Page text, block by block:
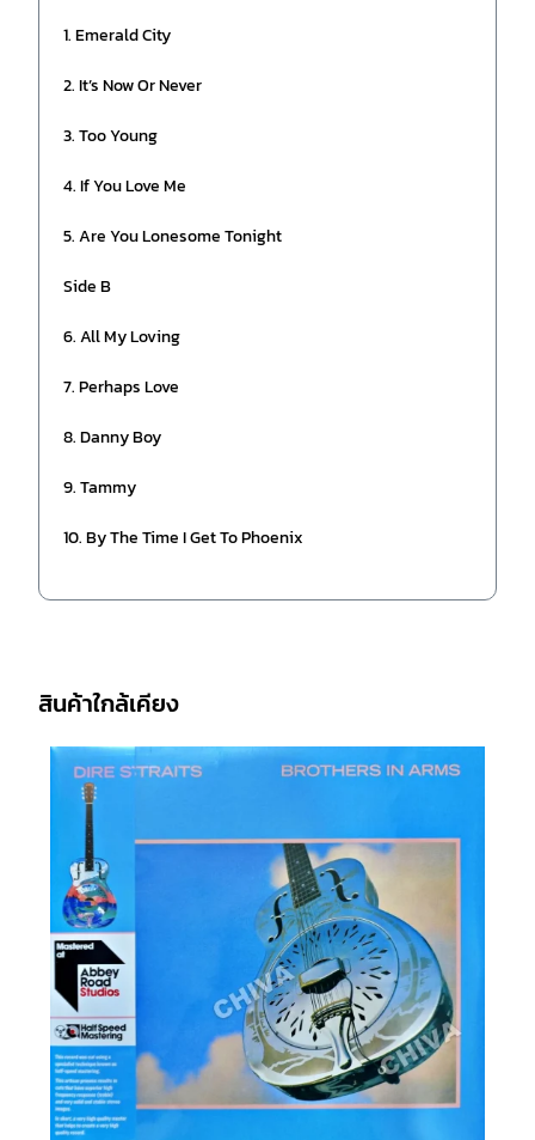
1. Emerald City
2. It’s Now Or Never
3. Too Young
4. If You Love Me
5. Are You Lonesome Tonight
Side B
6. All My Loving
7. Perhaps Love
8. Danny Boy
9. Tammy
10. By The Time I Get To Phoenix
สินค้าใกล้เคียง